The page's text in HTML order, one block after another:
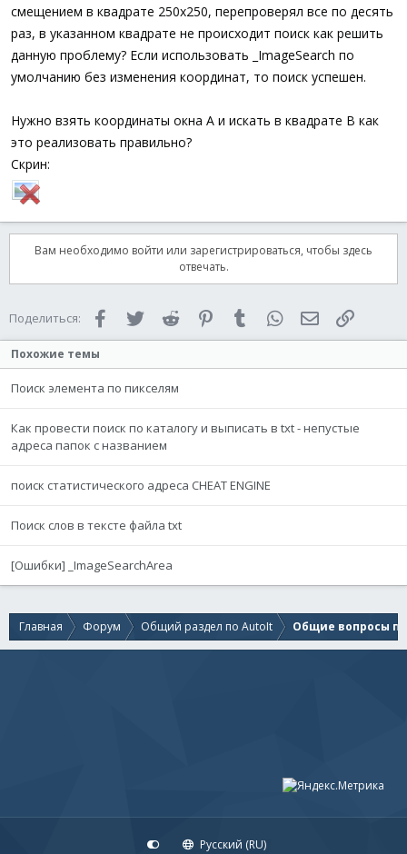
смещением в квадрате 250х250, перепроверял все по десять
раз, в указанном квадрате не происходит поиск как решить
данную проблему? Если использовать _ImageSearch по
умолчанию без изменения координат, то поиск успешен.
Нужно взять координаты окна A и искать в квадрате B как
это реализовать правильно?
Скрин:
Вам необходимо войти или зарегистрироваться, чтобы здесь
отвечать.
Поделиться: FacebookTwitter Reddit PinterestTumblr WhatsAppЭлектронная
Похожие темы
Поиск элемента по пикселям
Как провести поиск по каталогу и выписать в txt - непустые
адреса папок с названием
поиск статистического адреса CHEAT ENGINE
Поиск слов в тексте файла txt
[Ошибки] _ImageSearchArea
Главная Форум Общий раздел по AutoIt Общие вопросы
Русский (RU)